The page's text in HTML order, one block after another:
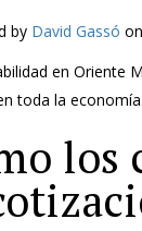
by David Gassó on
en Oriente
toda la economía.
los